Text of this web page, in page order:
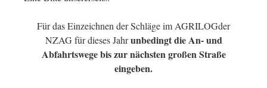
Für das Einzeichnen der Schläge im AGRILOGder
NZAG für dieses Jahrunbedingt die An- und
Abfahrtswege bis zur nächsten großen Straße
eingeben.